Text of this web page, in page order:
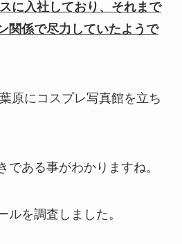
に入社しており、それまで
関係で尽力していたようで
原にコスプレ写真館を立ち
である事がわかりますね。
ルを調査しました。